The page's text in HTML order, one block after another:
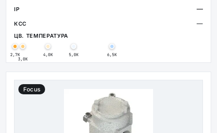
—
—
2,7К
3,0К
4,0К 5,0К 6,5К
Focus